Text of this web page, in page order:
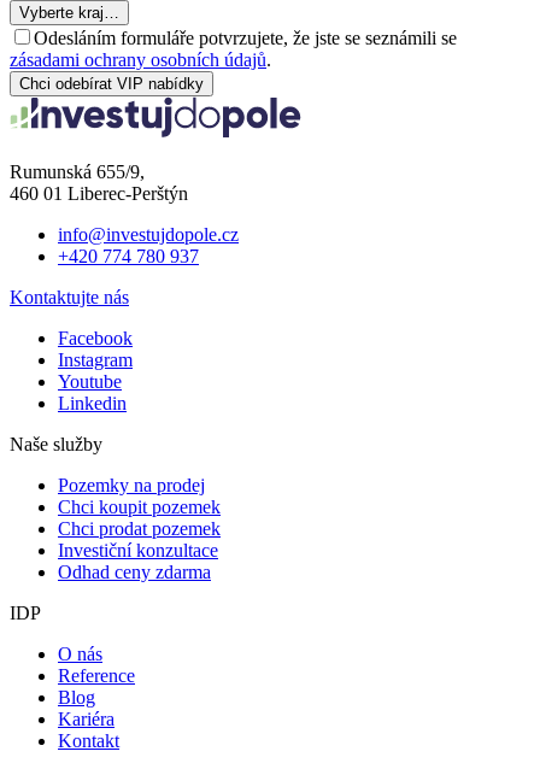
Vyberte kraj…
Odesláním formuláře potvrzujete, že jste se seznámili se
zásadami ochrany osobních údajů.
Chci odebírat VIP nabídky
Rumunská 655/9,
460 01 Liberec-Perštýn
info@investujdopole.cz
+420 774 780 937
Kontaktujte nás
Facebook
Instagram
Youtube
Linkedin
Naše služby
Pozemky na prodej
Chci koupit pozemek
Chci prodat pozemek
Investiční konzultace
Odhad ceny zdarma
IDP
O nás
Reference
Blog
Kariéra
Kontakt